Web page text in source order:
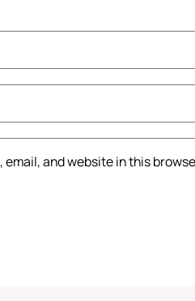
email, and website in this